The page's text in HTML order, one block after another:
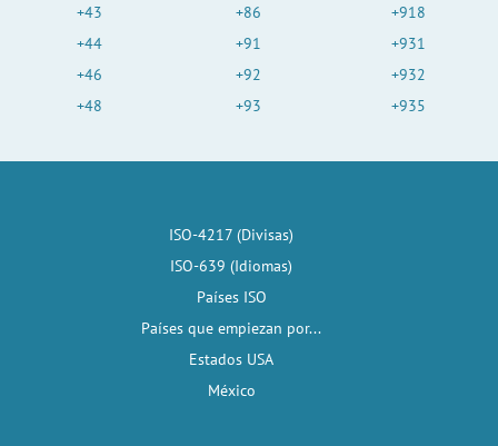
+43
+44
+46
+48
+86
+91
+92
+93
+918
+931
+932
+935
ISO-4217 (Divisas)
ISO-639 (Idiomas)
Países ISO
Países que empiezan por...
Estados USA
México